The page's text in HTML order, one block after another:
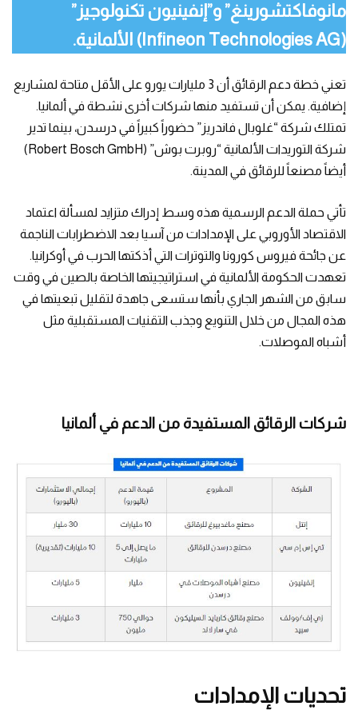
مانوفاكتشورينغ” و”إنفينيون تكنولوجيز”
(Infineon Technologies AG) الألمانية.
تعني خطة دعم الرقائق أن 3 مليارات يورو على الأقل متاحة لمشاريع
إضافية. يمكن أن تستفيد منها شركات أخرى نشطة في ألمانيا.
تمتلك شركة “غلوبال فاندريز” حضوراً كبيراً في درسدن، بينما تدير
شركة التوريدات الألمانية “روبرت بوش” (Robert Bosch GmbH)
أيضاً مصنعاً للرقائق في المدينة.
تأتي حملة الدعم الرسمية هذه وسط إدراك متزايد لمسألة اعتماد
الاقتصاد الأوروبي على الإمدادات من آسيا بعد الاضطرابات الناجمة
عن جائحة فيروس كورونا والتوترات التي أذكتها الحرب في أوكرانيا.
تعهدت الحكومة الألمانية في استراتيجيتها الخاصة بالصين في وقت
سابق من الشهر الجاري بأنها ستسعى جاهدة لتقليل تبعيتها في
هذه المجال من خلال التنويع وجذب التقنيات المستقبلية مثل
أشباه الموصلات.
شركات الرقائق المستفيدة من الدعم في ألمانيا
تحديات الإمدادات